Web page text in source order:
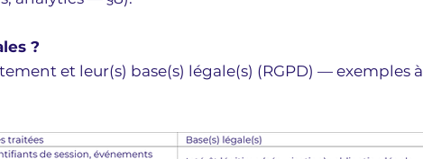
?
et leur(s) base(s) légale(s) (RGPD) — exemples à